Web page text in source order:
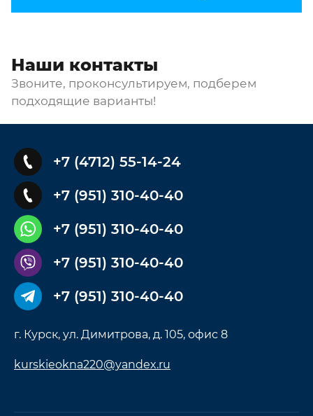
Наши контакты
Звоните, проконсультируем, подберем
подходящие варианты!
+7 (4712) 55-14-24
+7 (951) 310-40-40
+7 (951) 310-40-40
+7 (951) 310-40-40
+7 (951) 310-40-40
г. Курск, ул. Димитрова, д. 105, офис 8
kurskieokna220@yandex.ru